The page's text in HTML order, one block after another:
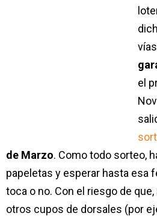
el
de Marzo. Como todo sorteo,
papeletas y esperar hasta esa
toca o no. Con el riesgo de
otros cupos de dorsales (por